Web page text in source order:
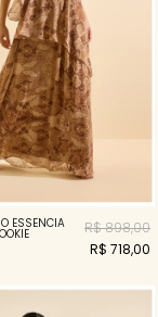
ESSENCIA
R$ 898,00
R$ 718,00